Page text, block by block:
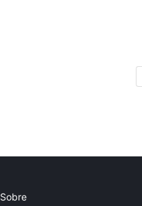
Sobre